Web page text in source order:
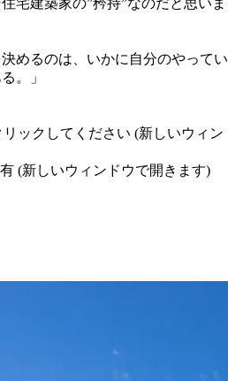
宅建築家の”矜持”なのだと思いま
めるのは、いかに自分のやってい
。」
リックしてください (新しいウィン
(新しいウィンドウで開きます)